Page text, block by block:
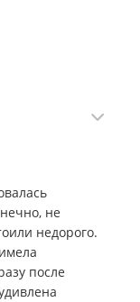
не
недорого.
после